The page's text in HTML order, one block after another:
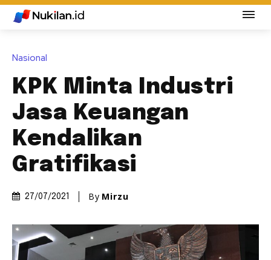
Nasional
KPK Minta Industri
Jasa Keuangan
Kendalikan
Gratifikasi
27/07/2021 By Mirzu